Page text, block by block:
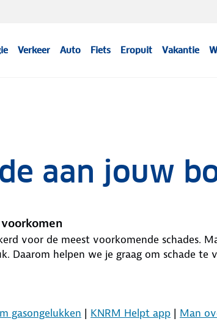
Verkeer Auto Fiets Eropuit Vakantie
aan jouw
voor de meest voorkomende schades.
Daarom helpen we je graag om schade te
gasongelukken | KNRM Helpt app | Man